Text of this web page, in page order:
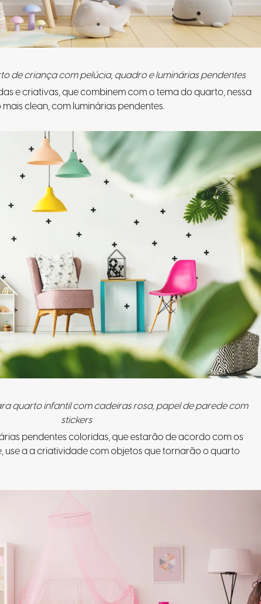
de criança com pelúcia, quadro e luminárias pendentes
e criativas, que combinem com o tema do quarto, nessa
clean, com luminárias pendentes.
quarto infantil com cadeiras rosa, papel de parede com
stickers
pendentes coloridas, que estarão de acordo com os
use a a criatividade com objetos que tornarão o quarto